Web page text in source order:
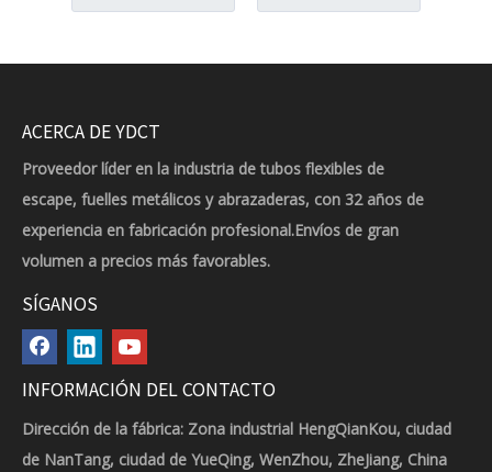
ACERCA DE YDCT
Proveedor líder en la industria de tubos flexibles de
escape, fuelles metálicos y abrazaderas, con 32 años de
experiencia en fabricación profesional.Envíos de gran
volumen a precios más favorables.
SÍGANOS
INFORMACIÓN DEL CONTACTO
Dirección de la fábrica: Zona industrial HengQianKou, ciudad
de NanTang, ciudad de YueQing, WenZhou, ZheJiang, China